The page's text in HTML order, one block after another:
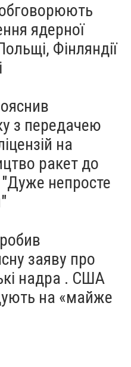
ядерної
Фінляндії
з передачею
на
ракет до
непросте
заяву про
надра . США
на «майже